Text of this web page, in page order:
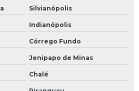
Silvianópolis
Indianópolis
Córrego Fundo
Jenipapo de Minas
Chalé